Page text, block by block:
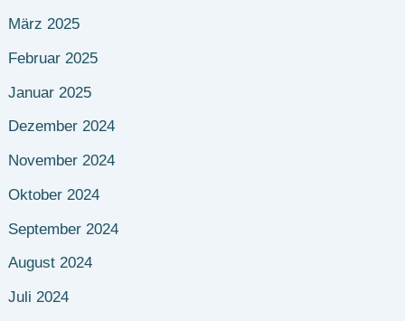
März 2025
Februar 2025
Januar 2025
Dezember 2024
November 2024
Oktober 2024
September 2024
August 2024
Juli 2024